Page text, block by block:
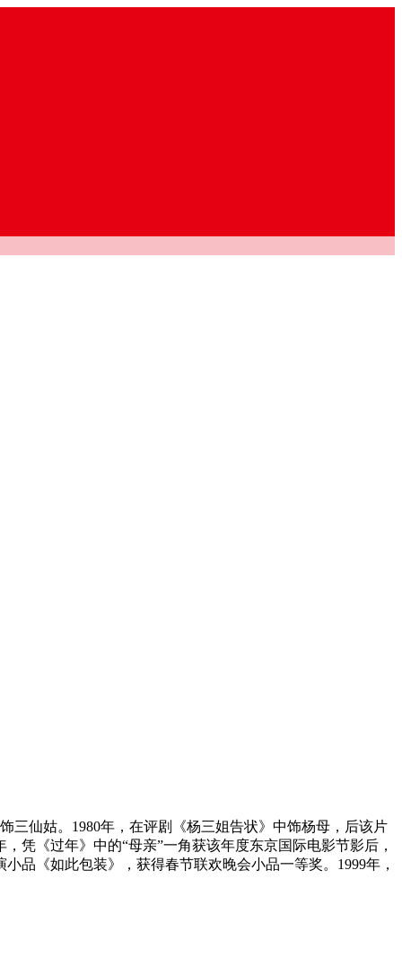
三仙姑。1980年，在评剧《杨三姐告状》中饰杨母，后该片
凭《过年》中的“母亲”一角获该年度东京国际电影节影后，
品《如此包装》，获得春节联欢晚会小品一等奖。1999年，